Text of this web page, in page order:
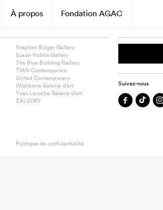
À propos Fondation AGAC
Stephen Bulger Gallery
Susan Hobbs Gallery
The Blue Building Gallery
TIAN Contemporain
United Contemporary
Wishbone Galerie d’art
Yves Laroche Galerie d’art
ZALUCKY
Suivez-nous
Politique de confidentialité